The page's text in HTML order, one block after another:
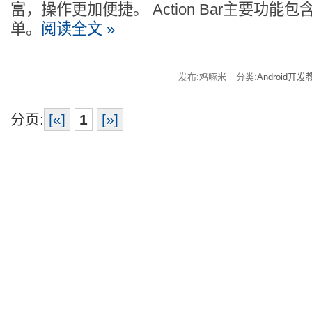
富，操作更加便捷。 Action Bar主要功能包
单。 阅读全文 »
发布:鸡啄米 分类:Android开发
分页: [«] 1 [»]